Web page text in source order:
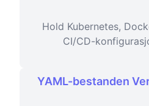
Hold Kubernetes,
CI/CD-
YAML-bestanden